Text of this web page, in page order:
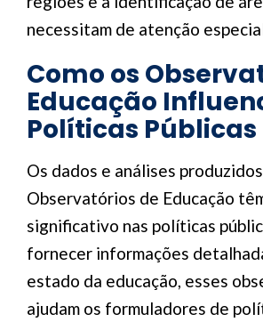
necessitam de atenção
Como os
Educação
Políticas Públicas
Os dados e análises
Observatórios de Educação
significativo nas políticas
fornecer informações
estado da educação, esses
ajudam os formuladores de